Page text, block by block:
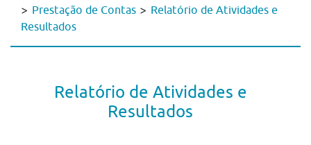
> Prestação de Contas > Relatório de Atividades e
Resultados
Relatório de Atividades e
Resultados